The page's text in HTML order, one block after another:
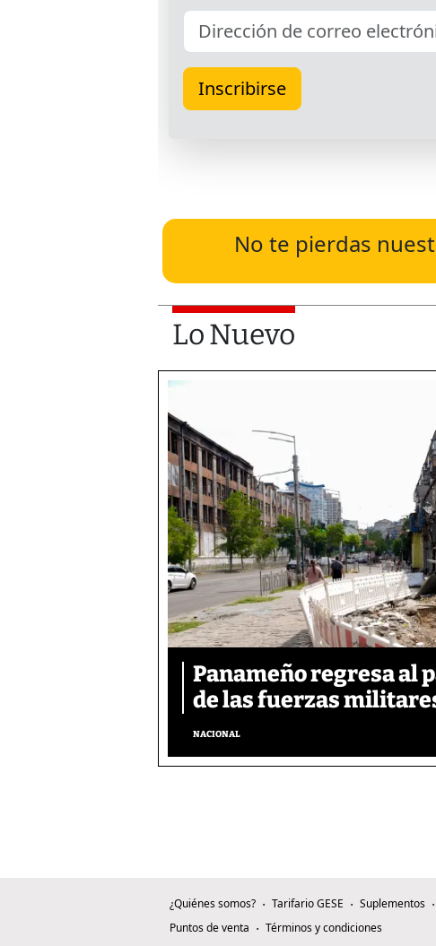
No te pierdas
Lo Nuevo
Panameño regresa al
de las fuerzas
NACIONAL
¿Quiénes somos? Tarifario GESE Suplementos
Puntos de venta
Términos y condiciones